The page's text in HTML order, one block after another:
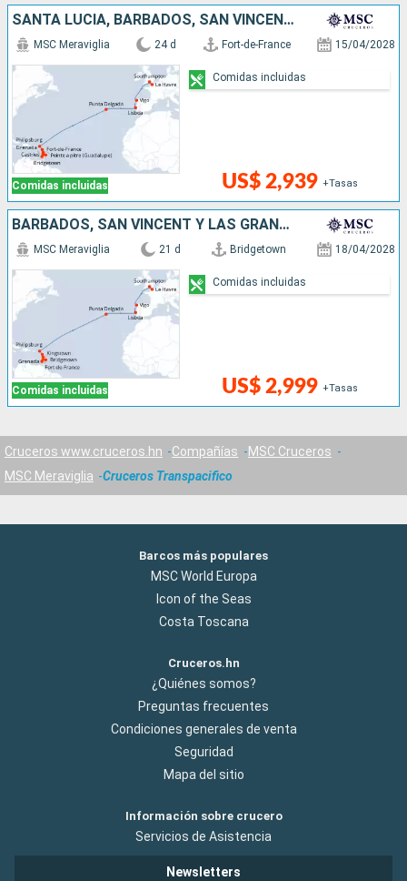
SANTA LUCIA, BARBADOS, SAN VINCENT Y LAS GRANADINAS, GRENADA, SAN MARTÍN, PORTUGAL, ESPAÑA, FRANCIA, REINO UNIDO
Comidas incluidas
MSC Meraviglia 24 d Fort-de-France 15/04/2028
US$ 2,939 +Tasas
Comidas incluidas
BARBADOS, SAN VINCENT Y LAS GRANADINAS, GRENADA, SAN MARTÍN, PORTUGAL, ESPAÑA, FRANCIA, REINO UNIDO
Comidas incluidas
MSC Meraviglia 21 d Bridgetown 18/04/2028
US$ 2,999 +Tasas
Comidas incluidas
Cruceros www.cruceros.hn Compañías
MSC Cruceros
MSC Meraviglia
Cruceros Transpacifico
Barcos más populares
MSC World Europa
Icon of the Seas
Costa Toscana
Cruceros.hn
¿Quiénes somos?
Preguntas frecuentes
Condiciones generales de venta
Seguridad
Mapa del sitio
Información sobre crucero
Servicios de Asistencia
Newsletters